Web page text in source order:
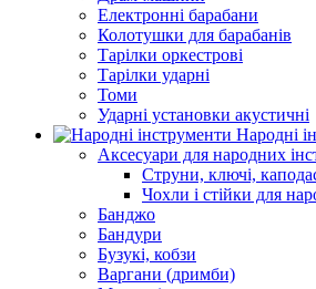
Електронні барабани
Колотушки для барабанів
Тарілки оркестрові
Тарілки ударні
Томи
Ударні установки акустичні
Народні
Аксесуари для народних
Струни, ключі,
Чохли і стійки для
Банджо
Бандури
Бузукі, кобзи
Варгани (дримби)